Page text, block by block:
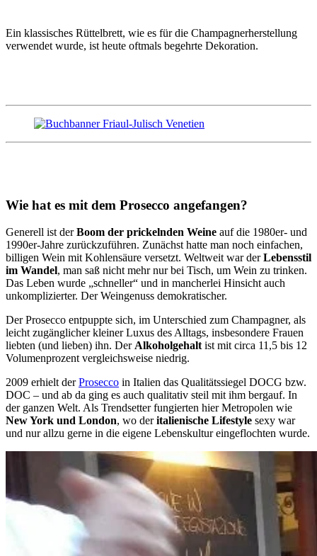
Ein klassisches Rüttelbrett, wie es für die Champagnerherstellung
verwendet wurde, ist heute oftmals begehrte Dekoration.
Wie hat es mit dem Prosecco angefangen?
Generell ist derBoom der prickelnden Weine auf die 1980er- und
1990er-Jahre zurückzuführen. Zunächst hatte man noch einfachen,
billigen Wein mit Kohlensäure versetzt. Weltweit war derLebensstil
im Wandel, man saß nicht mehr nur bei Tisch, um Wein zu trinken.
Das Leben wurde „schneller“ und in mancherlei Hinsicht auch
unkomplizierter. Der Weingenuss demokratischer.
Der Prosecco entpuppte sich, im Unterschied zum Champagner, als
leicht zugänglicher kleiner Luxus des Alltags, insbesondere Frauen
liebten (und lieben) ihn. Der Alkoholgehalt ist mit circa 11,5 bis 12
Volumenprozent vergleichsweise niedrig.
2009 erhielt derProsecco in Italien das Qualitätssiegel DOCG bzw.
DOC – und ab da ging es auch qualitativ steil mit ihm bergauf. In
der ganzen Welt. Als Trendsetter fungierten hier Metropolen wie
New York und London, wo deritalienische Lifestyle sexy war
und nur allzu gerne in die eigene Lebenskultur eingeflochten wurde.